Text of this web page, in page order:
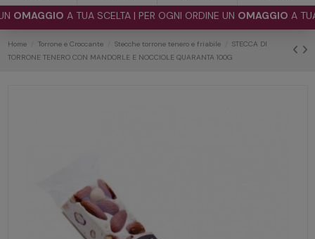
A TUA SCELTA | PER OGNI ORDINE UNOMAGGIOA TUA
Home Torrone e Croccante Stecche torrone tenero e friabile
STECCA DI
TORRONE TENERO CON MANDORLE E NOCCIOLE QUARANTA 100G